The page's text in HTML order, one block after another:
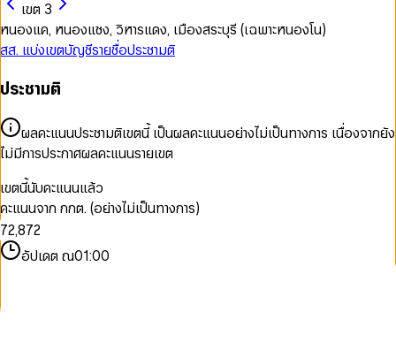
เขต 3
หนองแค, หนองแซง, วิหารแดง, เมืองสระบุรี (เฉพาะหนองโน)
สส. แบ่งเขตบัญชีรายชื่อประชามติ
ประชามติ
ผลคะแนนประชามติเขตนี้ เป็นผลคะแนนอย่างไม่เป็นทางการ เนื่องจากยัง
ไม่มีการประกาศผลคะแนนรายเขต
เขตนี้นับคะแนนแล้ว
คะแนนจาก กกต. (อย่างไม่เป็นทางการ)
0
1
2
3
4
5
6
7
8
9
0
1
2
3
4
,
0
2
3
4
5
6
7
8
9
1
2
3
4
5
6
7
8
9
0
1
2
3
4
อัปเดต ณ01:00